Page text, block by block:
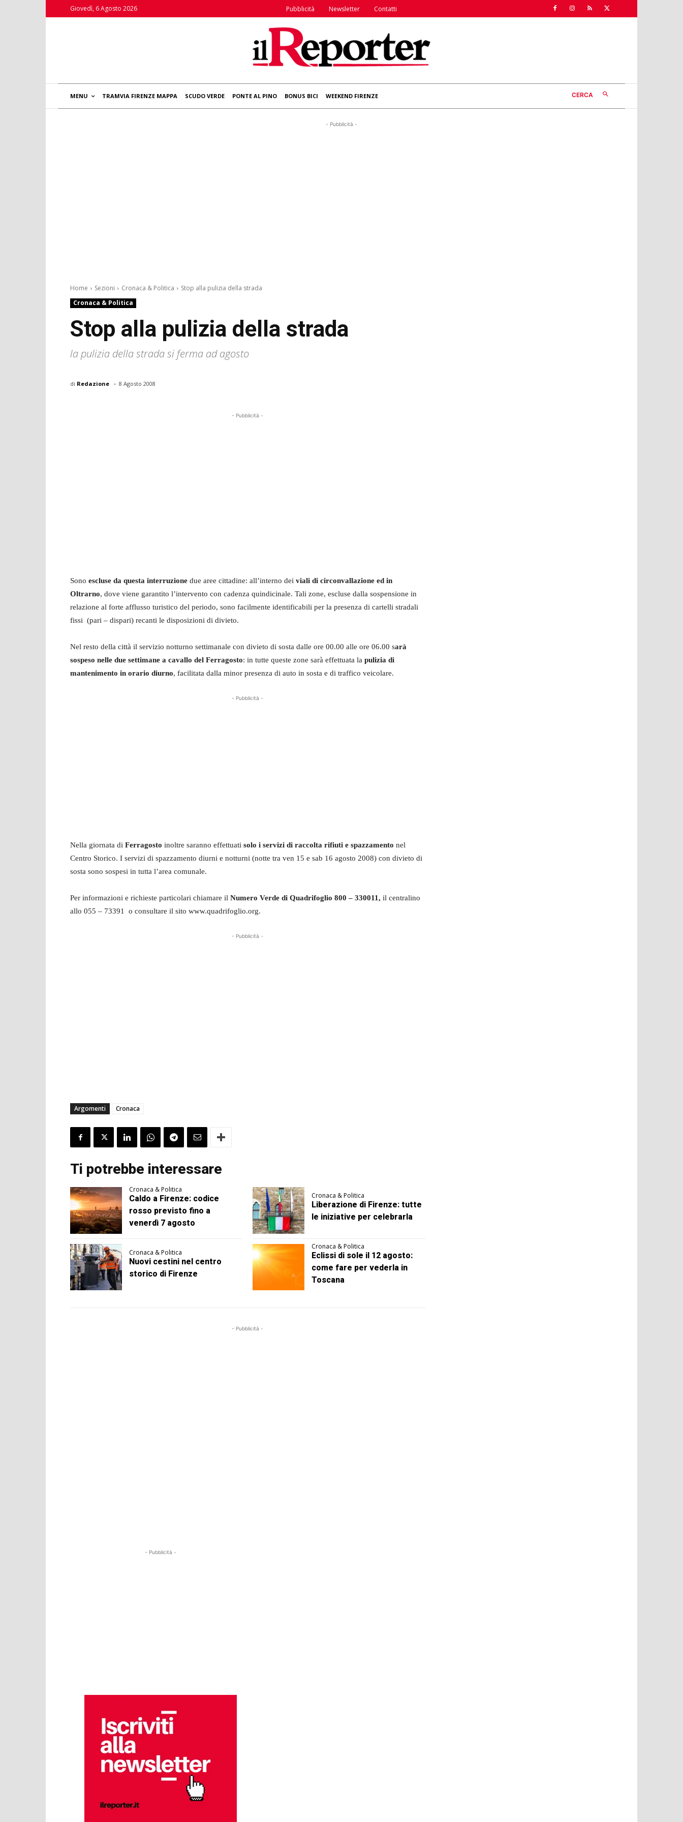
Giovedì, 6 Agosto 2026 Pubblicità Newsletter Contatti
MENU TRAMVIA FIRENZE MAPPA SCUDO VERDE PONTE AL PINO BONUS BICI WEEKEND FIRENZE CERCA
- Pubblicità -
Home Sezioni Cronaca & Politica
Stop alla pulizia della strada
Cronaca & Politica
Stop alla pulizia della strada
la pulizia della strada si ferma ad agosto
di Redazione - 8 Agosto 2008
- Pubblicità -
Sono escluse da questa interruzione due aree cittadine: all’interno dei viali di circonvallazione ed in
Oltrarno, dove viene garantito l’intervento con cadenza quindicinale. Tali zone, escluse dalla sospensione in
relazione al forte afflusso turistico del periodo, sono facilmente identificabili per la presenza di cartelli stradali
fissi (pari – dispari) recanti le disposizioni di divieto.
Nel resto della città il servizio notturno settimanale con divieto di sosta dalle ore 00.00 alle ore 06.00 sarà
sospeso nelle due settimane a cavallo del Ferragosto: in tutte queste zone sarà effettuata la pulizia di
mantenimento in orario diurno, facilitata dalla minor presenza di auto in sosta e di traffico veicolare.
- Pubblicità -
Nella giornata di Ferragosto inoltre saranno effettuati solo i servizi di raccolta rifiuti e spazzamento nel
Centro Storico. I servizi di spazzamento diurni e notturni (notte tra ven 15 e sab 16 agosto 2008) con divieto di
sosta sono sospesi in tutta l’area comunale.
Per informazioni e richieste particolari chiamare il Numero Verde di Quadrifoglio 800 – 330011, il centralino
allo 055 – 73391 o consultare il sito www.quadrifoglio.org.
- Pubblicità -
Argomenti Cronaca
Ti potrebbe interessare
Cronaca & Politica
Caldo a Firenze: codice
rosso previsto fino a
venerdì 7 agosto
Cronaca & Politica
Liberazione di Firenze: tutte
le iniziative per celebrarla
Cronaca & Politica
Nuovi cestini nel centro
storico di Firenze
Cronaca & Politica
Eclissi di sole il 12 agosto:
come fare per vederla in
Toscana
- Pubblicità -
- Pubblicità -